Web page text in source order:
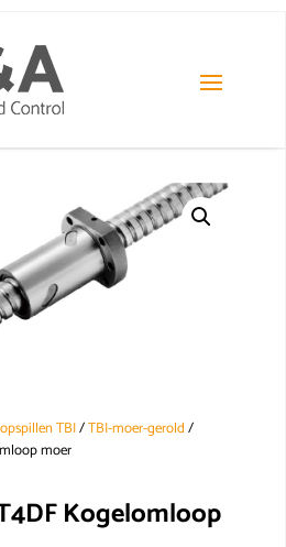
TBI/TBI-moer-gerold/
moer
Kogelomloop